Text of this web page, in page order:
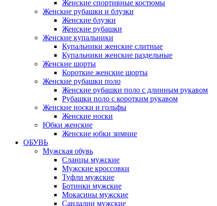
Женские спортивные костюмы
Женские рубашки и блузки
Женские блузки
Женские рубашки
Женские купальники
Купальники женские слитные
Купальники женские раздельные
Женские шорты
Короткие женские шорты
Женские рубашки поло
Женские рубашки поло с длинным рукавом
Рубашки поло с коротким рукавом
Женские носки и гольфы
Женские носки
Юбки женские
Женские юбки зимние
ОБУВЬ
Мужская обувь
Сланцы мужские
Мужские кроссовки
Туфли мужские
Ботинки мужские
Мокасины мужские
Сандалии мужские